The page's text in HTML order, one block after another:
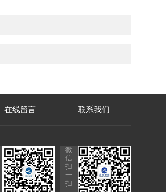
在线留言 联系我们
微
信
扫
一
扫